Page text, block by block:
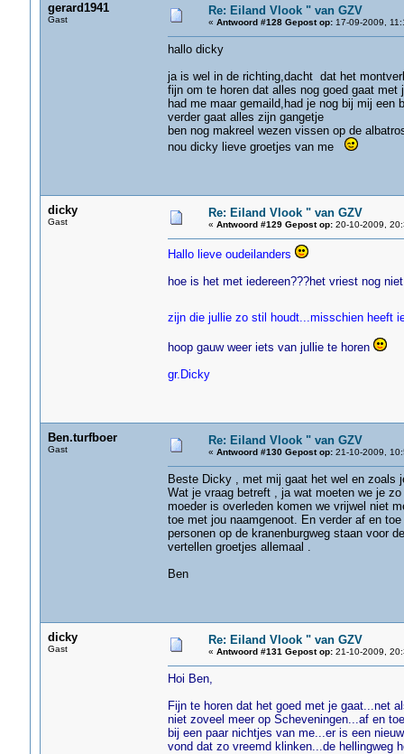
gerard1941
Gast
Re: Eiland Vlook " van GZV
« Antwoord #128 Gepost op:17-09-2009,
hallo dicky
ja is wel in de richting,dacht dat het
fijn om te horen dat alles nog goed gaat met
had me maar gemaild,had je nog bij mij een
verder gaat alles zijn gangetje
ben nog makreel wezen vissen op de
nou dicky lieve groetjes van me
dicky
Gast
Re: Eiland Vlook " van GZV
« Antwoord #129 Gepost op:20-10-2009,
Hallo lieve oudeilanders
hoe is het met iedereen???het vriest nog
zijn die jullie zo stil houdt...misschien heeft
hoop gauw weer iets van jullie te horen
gr.Dicky
Ben.turfboer
Gast
Re: Eiland Vlook " van GZV
« Antwoord #130 Gepost op:21-10-2009,
Beste Dicky , met mij gaat het wel en zoals
Wat je vraag betreft , ja wat moeten we je
moeder is overleden komen we vrijwel niet
toe met jou naamgenoot. En verder af en
personen op de kranenburgweg staan voor
vertellen groetjes allemaal .
Ben
dicky
Gast
Re: Eiland Vlook " van GZV
« Antwoord #131 Gepost op:21-10-2009,
Hoi Ben,
Fijn te horen dat het goed met je gaat...net
niet zoveel meer op Scheveningen...af en
bij een paar nichtjes van me...er is een
vond dat zo vreemd klinken...de hellingweg